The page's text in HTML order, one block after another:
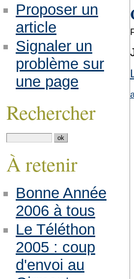
Proposer un
article
Signaler un
problème sur
une page
Rechercher
À retenir
Bonne Année
2006 à tous
Le Téléthon
2005 : coup
d'envoi au